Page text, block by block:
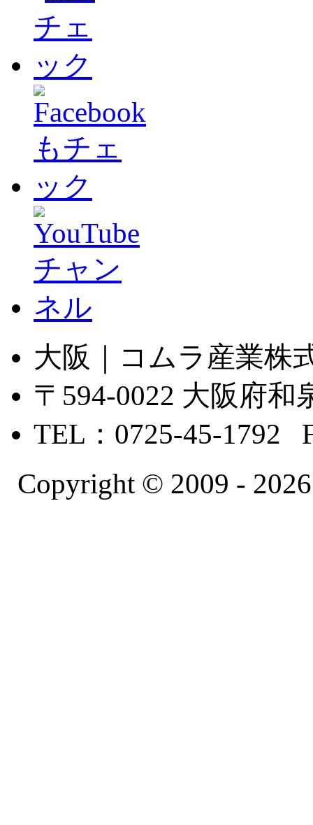
大阪｜コムラ産業株
〒594-0022 大阪府
TEL：0725-45-1792
Copyright © 2009 -